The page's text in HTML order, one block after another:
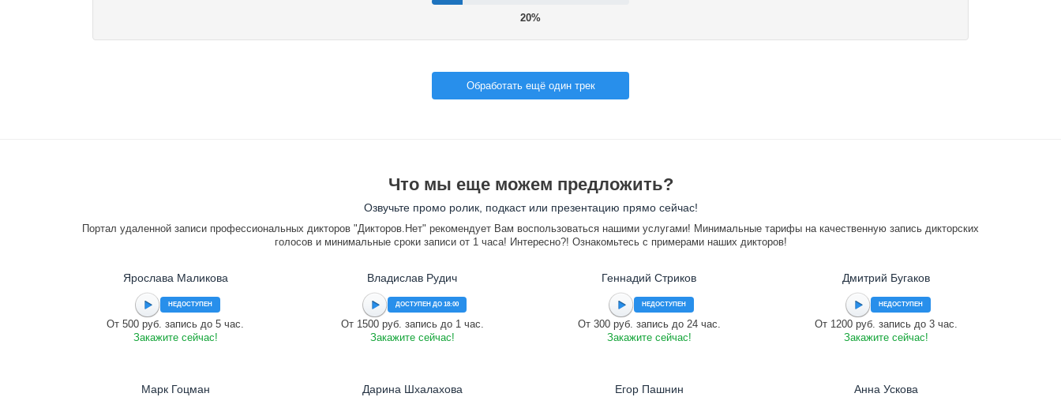
20%
Обработать ещё один трек
Что мы еще можем предложить?
Озвучьте промо ролик, подкаст или презентацию прямо сейчас!
Портал удаленной записи профессиональных дикторов "Дикторов.Нет" рекомендует Вам воспользоваться нашими услугами! Минимальные тарифы на качественную запись дикторских
голосов и минимальные сроки записи от 1 часа! Интересно?! Ознакомьтесь с примерами наших дикторов!
Ярослава Маликова
НЕДОСТУПЕН
От 500 руб. запись до 5 час.
Закажите сейчас!
Владислав Рудич
ДОСТУПЕН ДО 18:00
От 1500 руб. запись до 1 час.
Закажите сейчас!
Геннадий Стриков
НЕДОСТУПЕН
От 300 руб. запись до 24 час.
Закажите сейчас!
Дмитрий Бугаков
НЕДОСТУПЕН
От 1200 руб. запись до 3 час.
Закажите сейчас!
Марк Гоцман Дарина Шхалахова Егор Пашнин Анна Ускова